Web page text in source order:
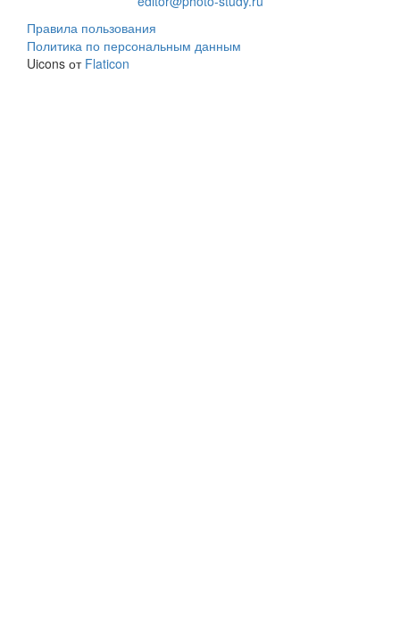
Правила пользования
Политика по персональным данным
Uicons от Flaticon